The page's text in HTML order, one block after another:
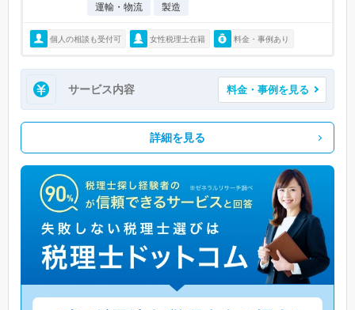
運輸・物流
製造
個人の相談も受付可 女性税理士在籍 料金・事例あり
サービス内容 料金・事例を見る
詳細を見る